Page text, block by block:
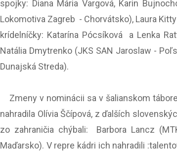
spojky: Diana Mária Vargová, Karin
Lokomotiva Zagreb - Chorvátsko), Laura
krídelníčky: Katarína Pócsíková a Lenka
Natália Dmytrenko (JKS SAN Jaroslaw -
Dunajská Streda).
Zmeny v nominácii sa v šalianskom
nahradila Olívia Ščípová, z ďalších
zo zahraničia chýbali: Barbora Lancz
Maďarsko). V repre kádri ich nahradili